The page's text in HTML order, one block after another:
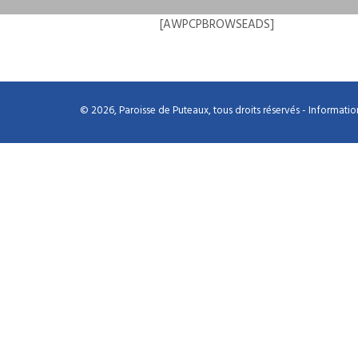
[AWPCPBROWSEADS]
© 2026, Paroisse de Puteaux, tous droits réservés -